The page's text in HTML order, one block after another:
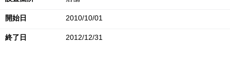
開始日 2010/10/01
終了日 2012/12/31